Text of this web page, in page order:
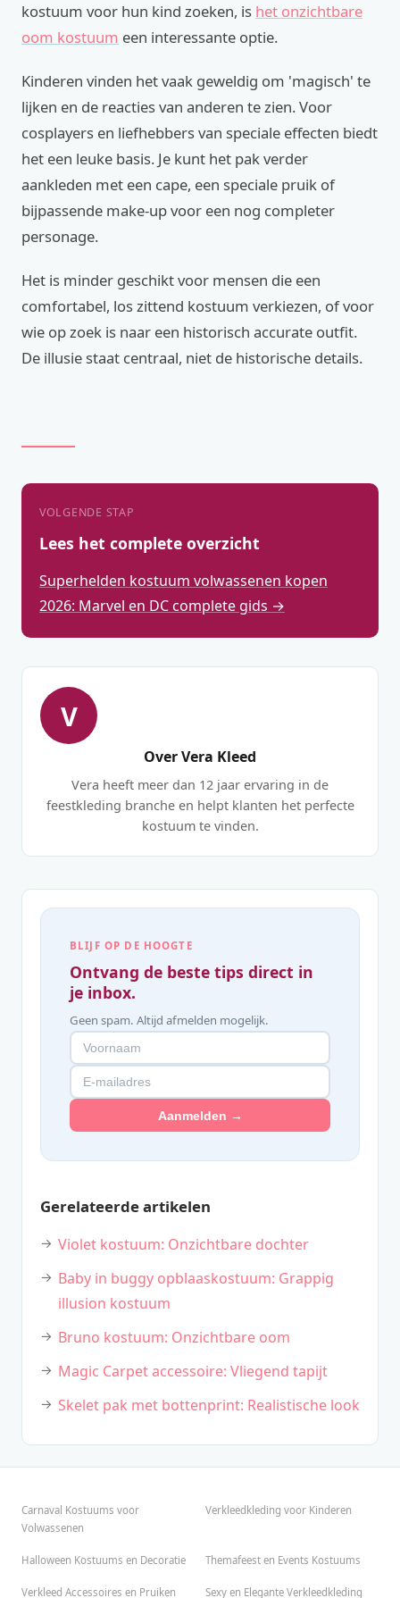
kostuum voor hun kind zoeken, is het onzichtbare
oom kostuum een interessante optie.
Kinderen vinden het vaak geweldig om 'magisch' te
lijken en de reacties van anderen te zien. Voor
cosplayers en liefhebbers van speciale effecten biedt
het een leuke basis. Je kunt het pak verder
aankleden met een cape, een speciale pruik of
bijpassende make-up voor een nog completer
personage.
Het is minder geschikt voor mensen die een
comfortabel, los zittend kostuum verkiezen, of voor
wie op zoek is naar een historisch accurate outfit.
De illusie staat centraal, niet de historische details.
VOLGENDE STAP
Lees het complete overzicht
Superhelden kostuum volwassenen kopen
2026: Marvel en DC complete gids →
V
Over Vera Kleed
Vera heeft meer dan 12 jaar ervaring in de
feestkleding branche en helpt klanten het perfecte
kostuum te vinden.
BLIJF OP DE HOOGTE
Ontvang de beste tips direct in
je inbox.
Geen spam. Altijd afmelden mogelijk.
Aanmelden →
Gerelateerde artikelen
Violet kostuum: Onzichtbare dochter
Baby in buggy opblaaskostuum: Grappig
illusion kostuum
Bruno kostuum: Onzichtbare oom
Magic Carpet accessoire: Vliegend tapijt
Skelet pak met bottenprint: Realistische look
Carnaval Kostuums voor
Volwassenen
Verkleedkleding voor Kinderen
Halloween Kostuums en Decoratie Themafeest en Events Kostuums
Verkleed Accessoires en Pruiken Sexy en Elegante Verkleedkleding